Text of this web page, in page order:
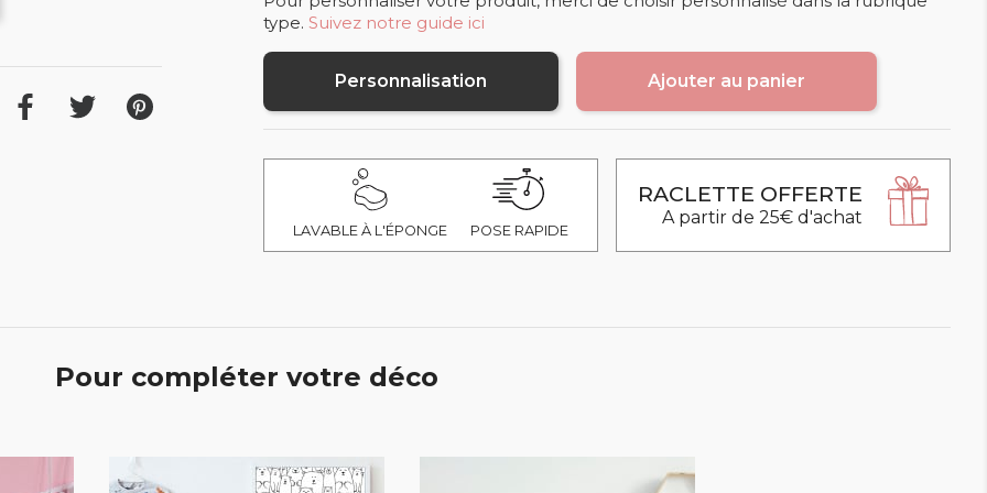
type. Suivez notre guide ici
Personnalisation Ajouter au panier
LAVABLE À L'ÉPONGE POSE RAPIDE
RACLETTE OFFERTE
A partir de 25€ d'achat
Pour compléter votre déco